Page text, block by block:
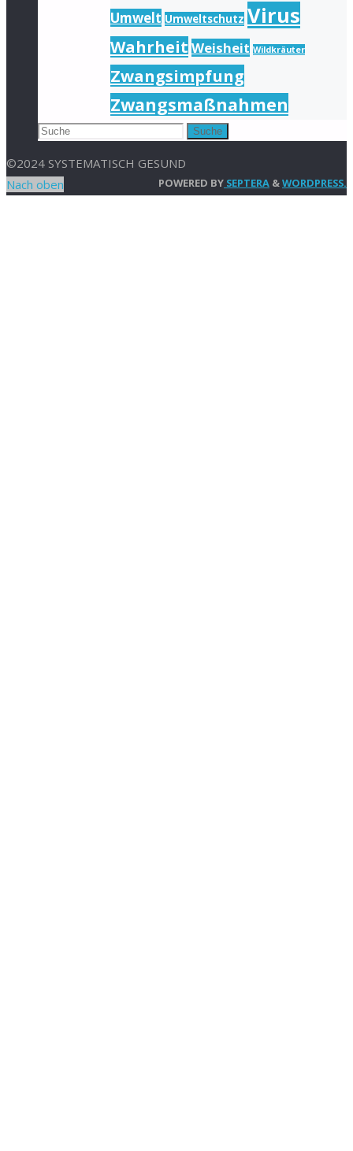
Umwelt Umweltschutz Virus
Wahrheit Weisheit Wildkräuter
Zwangsimpfung
Zwangsmaßnahmen
Suche
©2024 SYSTEMATISCH GESUND
POWERED BY SEPTERA &WORDPRESS.
Nach oben